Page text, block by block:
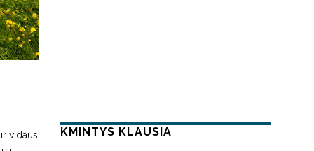
vidaus
KMINTYS KLAUSIA